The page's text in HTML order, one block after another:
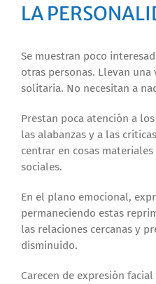
LA
Se muestran poco
otras personas. Llevan
solitaria. No necesitan a
Prestan poca atención a
las alabanzas y a las
centrar en cosas
sociales.
En el plano emocional,
permaneciendo estas
las relaciones cercanas y
disminuido.
Carecen de expresión